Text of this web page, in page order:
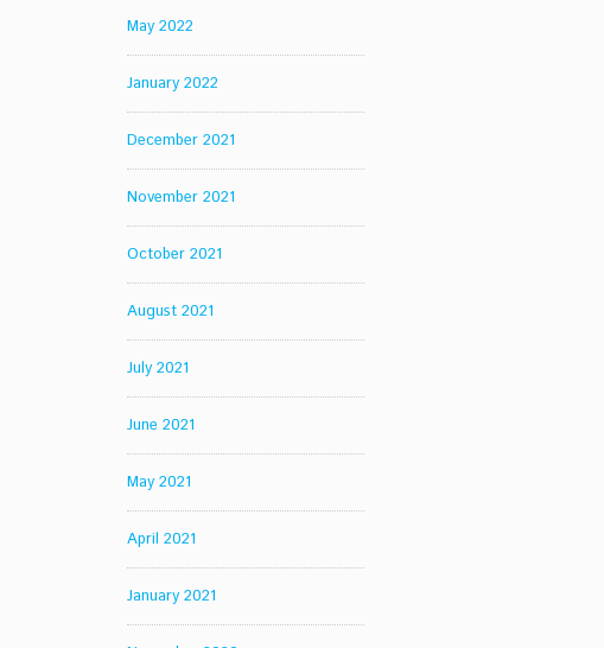
May 2022
January 2022
December 2021
November 2021
October 2021
August 2021
July 2021
June 2021
May 2021
April 2021
January 2021